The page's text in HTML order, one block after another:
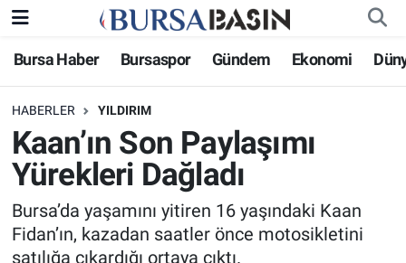
Bursa Haber Bursaspor Gündem Ekonomi
HABERLER YILDIRIM
Kaan’ın Son Paylaşımı
Yürekleri Dağladı
Bursa’da yaşamını yitiren 16 yaşındaki Kaan
Fidan’ın, kazadan saatler önce motosikletini
satılığa çıkardığı ortaya çıktı.
Bursa Haber
Genel
Politika
Bilim, Teknoloji
KÜLTÜR-SANAT
Bursa Nöbetçi Eczaneler
Bursa Hava Durumu
Bursa Namaz Vakitleri
Bursa Trafik Yoğunluk Haritası
Süper Lig Puan Durumu ve Fikstür